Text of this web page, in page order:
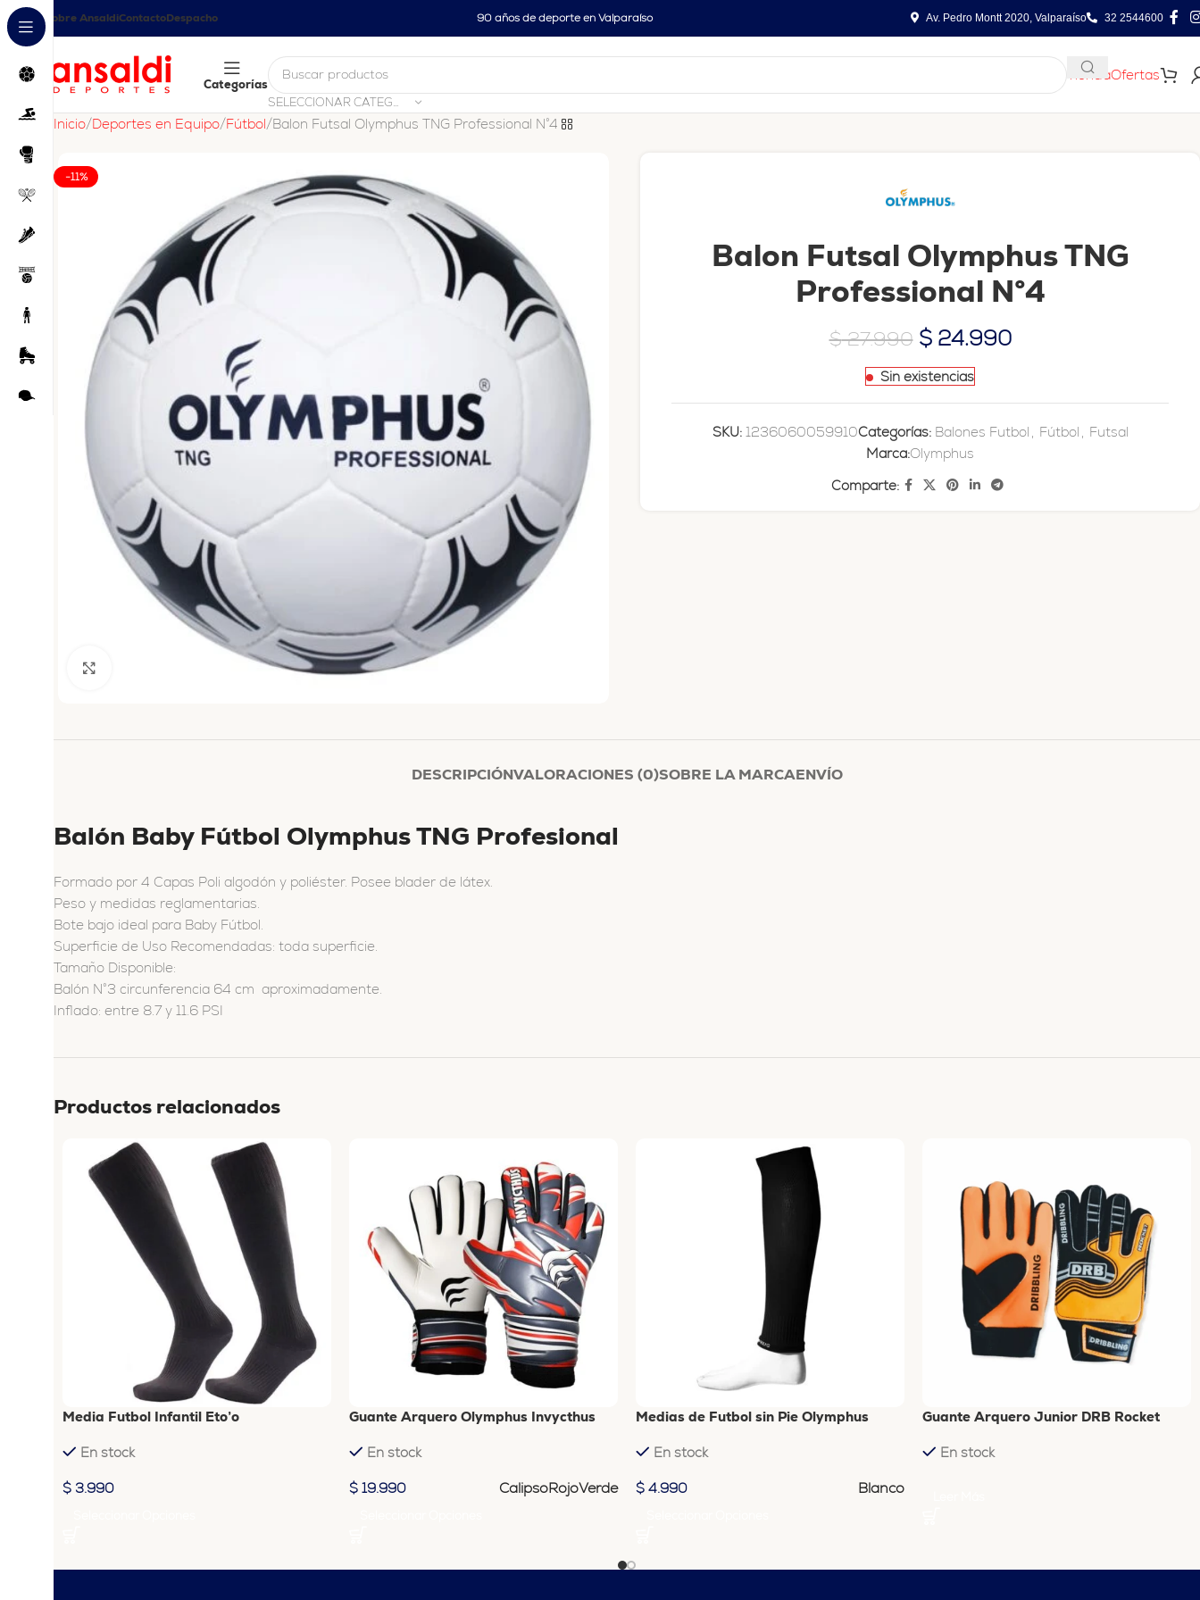
Sobre AnsaldiContactoDespacho 90 años de deporte en Valparaíso Av. Pedro Montt 2020, Valparaíso 32 2544600
Categorías
SELECCIONAR CATEGORÍA
TiendaOfertas
Inicio Deportes en Equipo Fútbol Balon Futsal Olymphus TNG Professional N°4
-11%
Balon Futsal Olymphus TNG
Professional N°4
$27.990 $24.990
Sin existencias
SKU: 1236060059910Categorías: Balones Futbol , Fútbol , Futsal
Marca:Olymphus
Comparte:
DESCRIPCIÓNVALORACIONES (0)SOBRE LA MARCAENVÍO
Balón Baby Fútbol Olymphus TNG Profesional
Formado por 4 Capas Poli algodón y poliéster. Posee blader de látex.
Peso y medidas reglamentarias.
Bote bajo ideal para Baby Fútbol.
Superficie de Uso Recomendadas: toda superficie.
Tamaño Disponible:
Balón N°3 circunferencia 64 cm aproximadamente.
Inflado: entre 8.7 y 11.6 PSI
Productos relacionados
Media Futbol Infantil Eto’o
En stock
$ 3.990
Guante Arquero Olymphus Invycthus
En stock
$ 19.990 CalipsoRojoVerde
Medias de Futbol sin Pie Olymphus
En stock
$ 4.990 Blanco
Guante Arquero Junior DRB Rocket
En stock